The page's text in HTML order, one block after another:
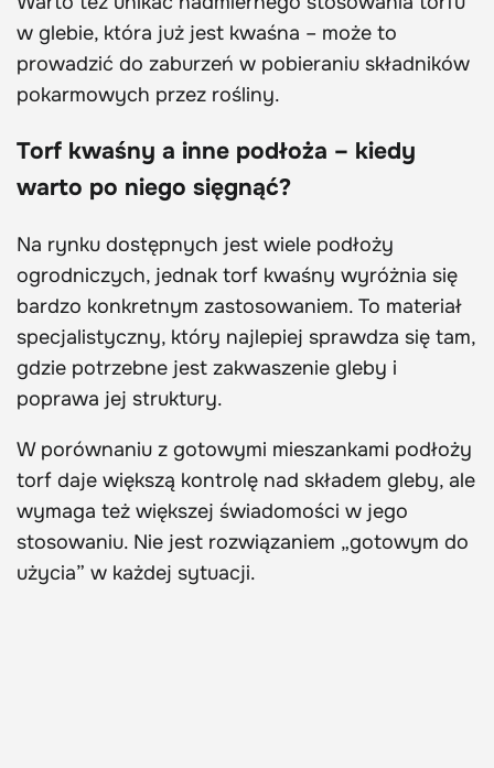
w glebie, która już jest kwaśna – może to
prowadzić do zaburzeń w pobieraniu składników
pokarmowych przez rośliny.
Torf kwaśny a inne podłoża – kiedy
warto po niego sięgnąć?
Na rynku dostępnych jest wiele podłoży
ogrodniczych, jednak torf kwaśny wyróżnia się
bardzo konkretnym zastosowaniem. To materiał
specjalistyczny, który najlepiej sprawdza się tam,
gdzie potrzebne jest zakwaszenie gleby i
poprawa jej struktury.
W porównaniu z gotowymi mieszankami podłoży
torf daje większą kontrolę nad składem gleby, ale
wymaga też większej świadomości w jego
stosowaniu. Nie jest rozwiązaniem „gotowym do
użycia” w każdej sytuacji.